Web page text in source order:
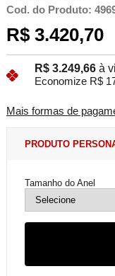
Cod. do Produto:
R$ 3.420,70
R$ 3.249,66 à
Economize R$
Mais formas de
PRODUTO
Tamanho do Anel